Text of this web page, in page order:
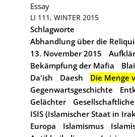
Essay
LI 111, WINTER 2015
Schlagworte
Abhandlung über die
13. November 2015
Bekämpfung der Mafia
Da'ish
Daesh Die Menge
Gegenwartsgeschichte
Gelächter
ISIS (Islamischer Staat in
Europa
Islamismus